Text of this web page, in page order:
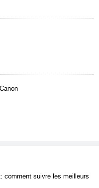
comment suivre les meilleurs